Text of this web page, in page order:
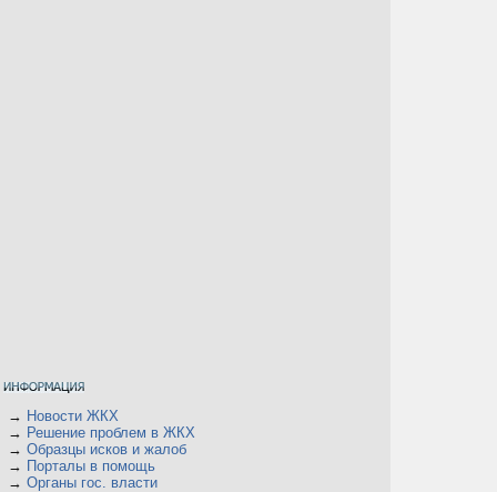
→ Новости ЖКХ
→ Решение проблем в ЖКХ
→ Образцы исков и жалоб
→ Порталы в помощь
→ Органы гос. власти